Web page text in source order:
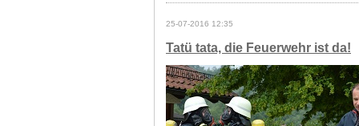
25-07-2016 12:35
Tatü tata, die Feuerwehr ist da!